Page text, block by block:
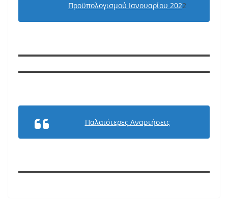
Προϋπολογισμού Ιανουαρίου 2022
Παλαιότερες Αναρτήσεις